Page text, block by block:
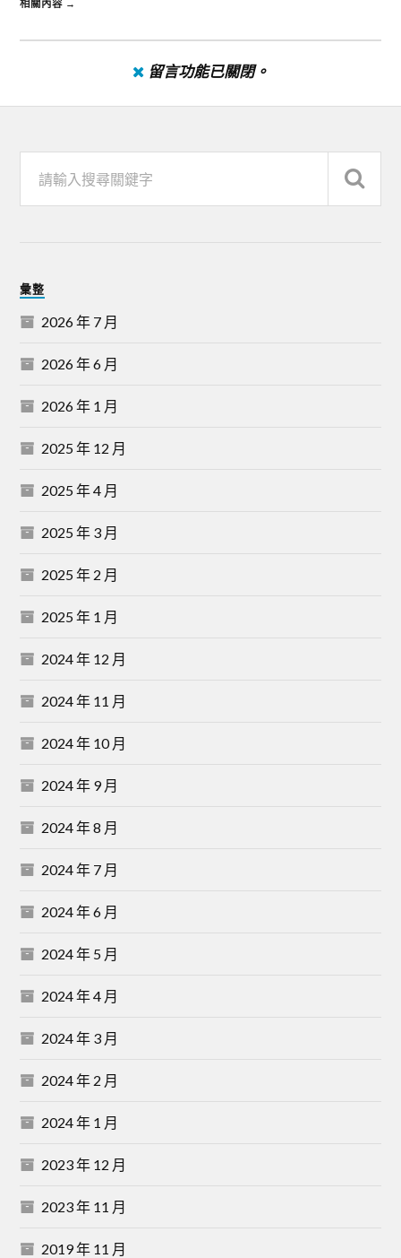
相關內容 →
留言功能已關閉。
彙整
2026 年 7 月
2026 年 6 月
2026 年 1 月
2025 年 12 月
2025 年 4 月
2025 年 3 月
2025 年 2 月
2025 年 1 月
2024 年 12 月
2024 年 11 月
2024 年 10 月
2024 年 9 月
2024 年 8 月
2024 年 7 月
2024 年 6 月
2024 年 5 月
2024 年 4 月
2024 年 3 月
2024 年 2 月
2024 年 1 月
2023 年 12 月
2023 年 11 月
2019 年 11 月